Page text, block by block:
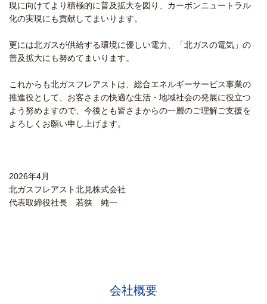
現に向けてより積極的に普及拡大を図り、カーボンニュートラル
化の実現にも貢献してまいります。
更には北ガスが供給する環境に優しい電力、「北ガスの電気」の
普及拡大にも努めてまいります。
これからも北ガスフレアストは、総合エネルギーサービス事業の
推進役として、お客さまの快適な生活・地域社会の発展に役立つ
よう努めますので、今後とも皆さまからの一層のご理解ご支援を
よろしくお願い申し上げます。
2026年4月
北ガスフレアスト北見株式会社
代表取締役社長 若狭 純一
会社概要